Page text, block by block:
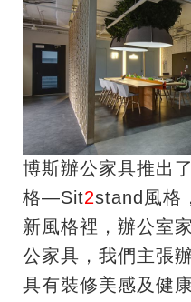
博斯辦公家具推出
格—Sit2stand風格
新風格裡，辦公室
公家具，我們主張
具有裝修美感及健